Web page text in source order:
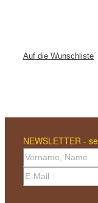
Auf die Wunschliste
NEWSLETTER -